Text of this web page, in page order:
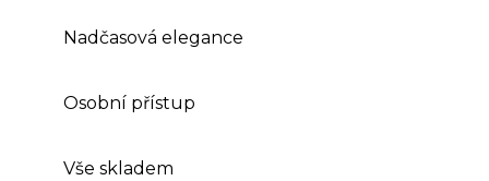
Nadčasová elegance
Osobní přístup
Vše skladem